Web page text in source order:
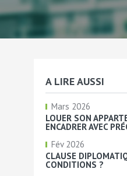
A LIRE AUSSI
Mars 2026
LOUER SON
ENCADRER AVEC
Fév 2026
CLAUSE
CONDITIONS ?